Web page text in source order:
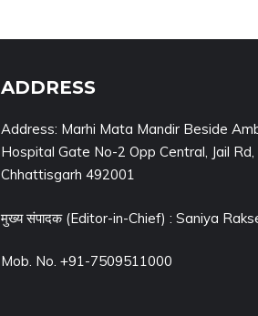
ADDRESS
Address: Marhi Mata Mandir Beside
Hospital Gate No-2 Opp Central, Jail Rd,
Chhattisgarh 492001
मुख्य संपादक (Editor-in-Chief) : Saniya
Mob. No. +91-7509511000